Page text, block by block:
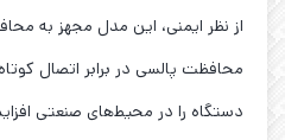
از نظر ایمنی، این مدل مجهز به
محافظت پالسی در برابر اتصال
دستگاه را در محیط‌های صنعتی